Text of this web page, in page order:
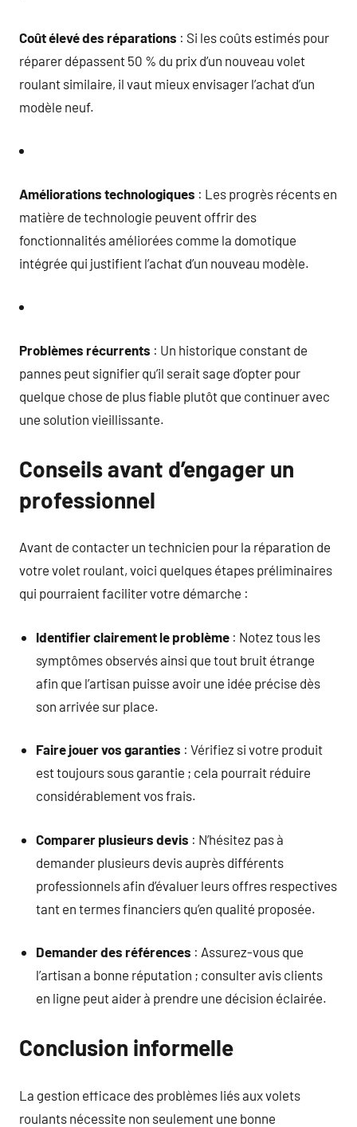
Coût élevé des réparations : Si les coûts estimés pour
réparer dépassent 50 % du prix d’un nouveau volet
roulant similaire, il vaut mieux envisager l’achat d’un
modèle neuf.
Améliorations technologiques : Les progrès récents en
matière de technologie peuvent offrir des
fonctionnalités améliorées comme la domotique
intégrée qui justifient l’achat d’un nouveau modèle.
Problèmes récurrents : Un historique constant de
pannes peut signifier qu’il serait sage d’opter pour
quelque chose de plus fiable plutôt que continuer avec
une solution vieillissante.
Conseils avant d’engager un
professionnel
Avant de contacter un technicien pour la réparation de
votre volet roulant, voici quelques étapes préliminaires
qui pourraient faciliter votre démarche :
Identifier clairement le problème : Notez tous les
symptômes observés ainsi que tout bruit étrange
afin que l’artisan puisse avoir une idée précise dès
son arrivée sur place.
Faire jouer vos garanties : Vérifiez si votre produit
est toujours sous garantie ; cela pourrait réduire
considérablement vos frais.
Comparer plusieurs devis : N’hésitez pas à
demander plusieurs devis auprès différents
professionnels afin d’évaluer leurs offres respectives
tant en termes financiers qu’en qualité proposée.
Demander des références : Assurez-vous que
l’artisan a bonne réputation ; consulter avis clients
en ligne peut aider à prendre une décision éclairée.
Conclusion informelle
La gestion efficace des problèmes liés aux volets
roulants nécessite non seulement une bonne